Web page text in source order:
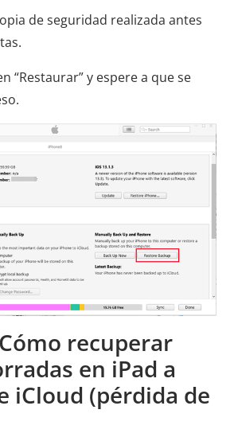
de seguridad realizada antes
“Restaurar” y espere a que se
recuperar
en iPad a
iCloud (pérdida de